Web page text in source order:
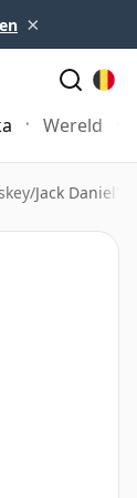
×
Wereld
/Jack Daniel's